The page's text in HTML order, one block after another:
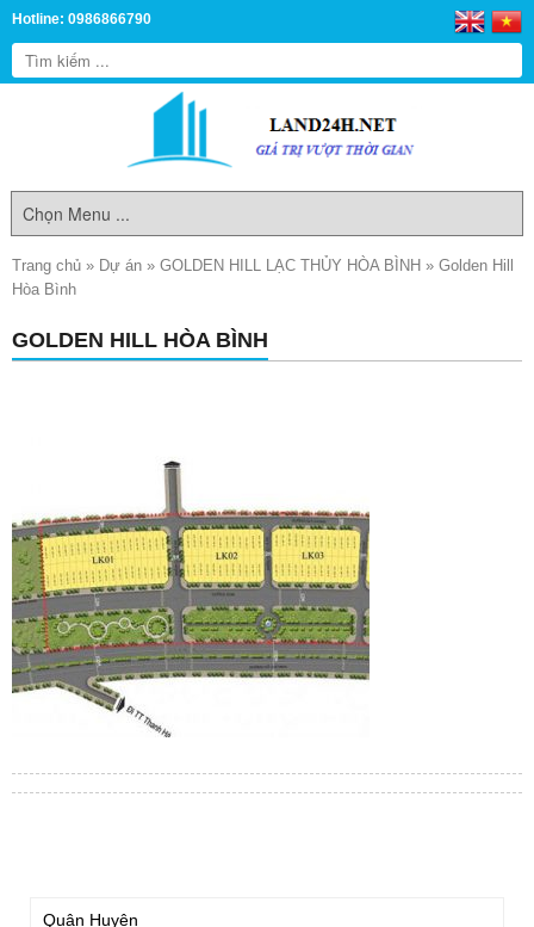
Hotline: 0986866790
Trang chủ » Dự án » GOLDEN HILL LẠC THỦY HÒA BÌNH » Golden Hill
Hòa Bình
GOLDEN HILL HÒA BÌNH